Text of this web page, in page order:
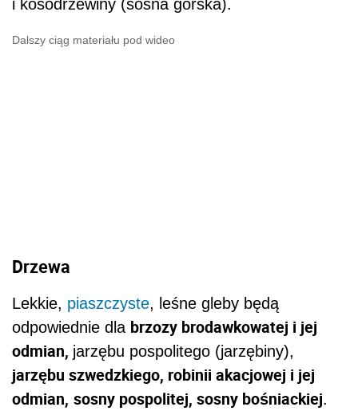
i kosodrzewiny (sosna górska).
Dalszy ciąg materiału pod wideo
Drzewa
Lekkie, piaszczyste, leśne gleby będą
odpowiednie dla brzozy brodawkowatej i jej
odmian, jarzębu pospolitego (jarzębiny),
jarzębu szwedzkiego, robinii akacjowej i jej
odmian, sosny pospolitej, sosny bośniackiej.